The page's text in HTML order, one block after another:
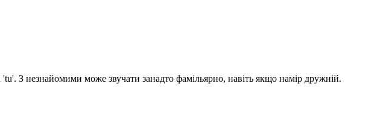
З незнайомими може звучати занадто фамільярно, навіть якщо намір дружній.